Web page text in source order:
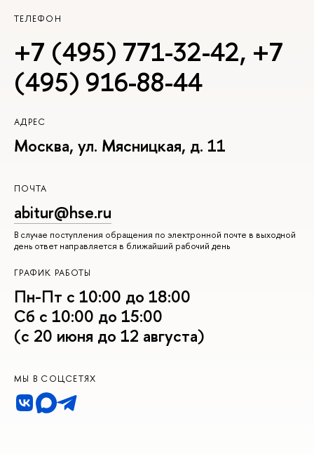
ТЕЛЕФОН
+7 (495) 771-32-42, +7
(495) 916-88-44
АДРЕС
Москва, ул. Мясницкая, д. 11
ПОЧТА
abitur@hse.ru
В случае поступления обращения по электронной почте в выходной
день ответ направляется в ближайший рабочий день
ГРАФИК РАБОТЫ
Пн-Пт с 10:00 до 18:00
Сб с 10:00 до 15:00
(с 20 июня до 12 августа)
МЫ В СОЦСЕТЯХ